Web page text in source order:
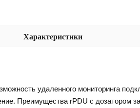
Характеристики
удаленного мониторинга
Преимущества rPDU с дозатором